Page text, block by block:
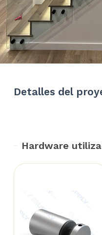
Detalles del
Hardware